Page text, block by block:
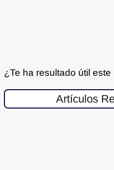
¿Te ha resultado útil este
Artículos